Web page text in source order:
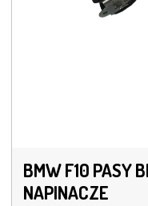
BMW F10 PASY
NAPINACZE